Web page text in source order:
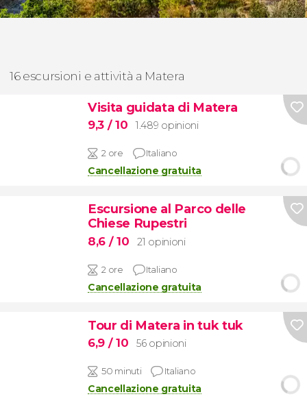
16 escursioni e attività a Matera
Visita guidata di Matera
9,3 / 10 1.489 opinioni
2 ore Italiano
Cancellazione gratuita
Escursione al Parco delle
Chiese Rupestri
8,6 / 10 21 opinioni
2 ore Italiano
Cancellazione gratuita
Tour di Matera in tuk tuk
6,9 / 10 56 opinioni
50 minuti Italiano
Cancellazione gratuita